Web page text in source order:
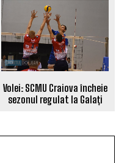
Volei: SCMU Craiova încheie
sezonul regulat la Galați